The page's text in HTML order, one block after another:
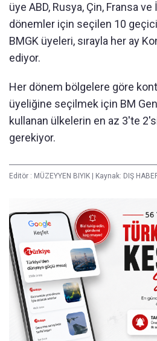
üye ABD, Rusya, Çin, Fransa ve
dönemler için seçilen 10
BMGK üyeleri, sırayla her ay
ediyor.
Her dönem bölgelere göre
üyeliğine seçilmek için BM
kullanan ülkelerin en az 3'te
gerekiyor.
Editör : MÜZEYYEN BIYIK Kaynak: DIŞ